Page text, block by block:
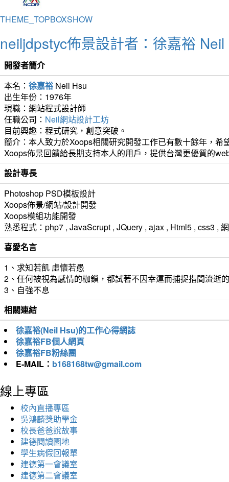
THEME_TOPBOXSHOW
neiljdpstyc佈景設計者：徐嘉裕
開發者簡介
本名： 徐嘉裕 Neil Hsu
出生年份：1976年
現職：網站程式設計師
任職公司： Neil網站設計工坊
目前興趣：程式研究，創意突破。
簡介：本人致力於Xoops相關研究開發工作已有數十餘年，
Xoops佈景回饋給長期支持本人的用戶，提供台灣更優質的
設計專長
Photoshop PSD模板設計
Xoops佈景/網站/設計開發
Xoops模組功能開發
熟悉程式：php7 , JavaScrupt , JQuery , ajax , Html5 , css3 ,
喜愛名言
1、求知若飢 虛懷若愚
2、任何被視為感情的枷鎖，都試著不因幸運而捕捉指間流逝
3、自強不息
相關連結
徐嘉裕(Neil Hsu)的工作心得網誌
徐嘉裕FB個人網頁
徐嘉裕FB粉絲團
E-MAIL： b168168tw@gmail.com
線上專區
校內直播專區
吳鴻麟獎助學金
校長爸爸說故事
建德閱讀園地
學生病假回報單
建德第一會議室
建德第二會議室